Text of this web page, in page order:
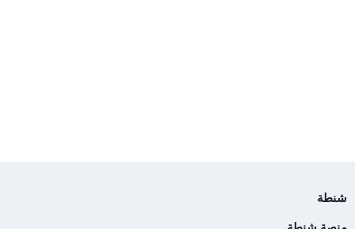
شنطة